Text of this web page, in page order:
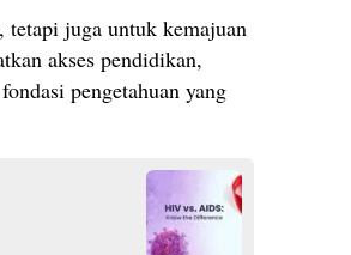
juga untuk kemajuan
akses pendidikan,
pengetahuan yang